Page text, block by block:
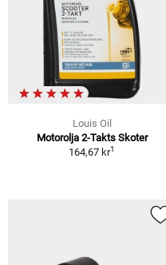
Louis Oil
Motorolja 2-Takts Skoter
164,67 kr1